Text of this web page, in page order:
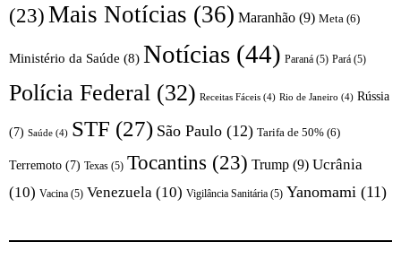
(23)Mais Notícias (36) Maranhão (9) Meta (6)
Ministério da Saúde (8) Notícias (44) Paraná (5) Pará (5)
Polícia Federal (32) Receitas Fáceis (4) Rio de Janeiro (4) Rússia
(7) Saúde (4) STF (27) São Paulo (12) Tarifa de 50% (6)
Terremoto (7) Texas (5) Tocantins (23) Trump (9) Ucrânia
(10) Vacina (5) Venezuela (10) Vigilância Sanitária (5) Yanomami (11)